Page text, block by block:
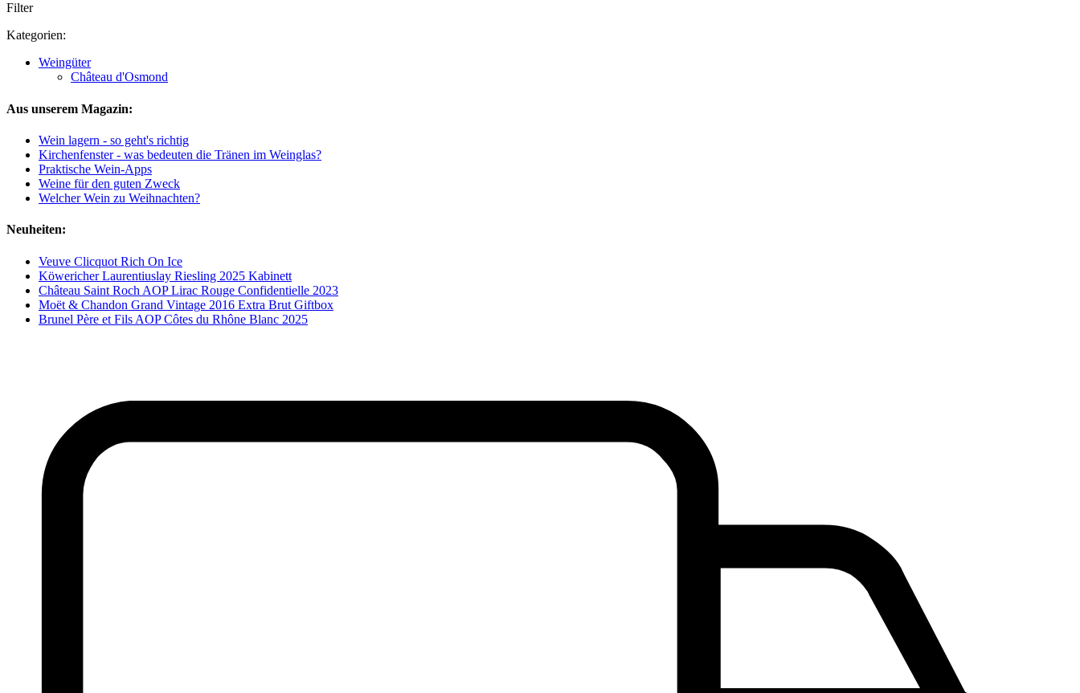
Filter
Kategorien:
Weingüter
Château d'Osmond
Aus unserem Magazin:
Wein lagern - so geht's richtig
Kirchenfenster - was bedeuten die Tränen im Weinglas?
Praktische Wein-Apps
Weine für den guten Zweck
Welcher Wein zu Weihnachten?
Neuheiten:
Veuve Clicquot Rich On Ice
Köwericher Laurentiuslay Riesling 2025 Kabinett
Château Saint Roch AOP Lirac Rouge Confidentielle 2023
Moët & Chandon Grand Vintage 2016 Extra Brut Giftbox
Brunel Père et Fils AOP Côtes du Rhône Blanc 2025